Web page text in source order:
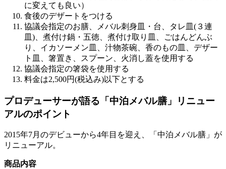
に変えても良い）
食後のデザートをつける
協議会指定のお膳、メバル刺身皿・台、タレ皿(３連
皿)、煮付け鍋・五徳、煮付け取り皿、ごはんどんぶ
り、イカソーメン皿、汁物茶碗、香のもの皿、デザー
ト皿、箸置き、スプーン、火消し蓋を使用する
協議会指定の箸袋を使用する
料金は2,500円(税込み)以下とする
プロデューサーが語る「中泊メバル膳」リニュー
アルのポイント
2015年7月のデビューから4年目を迎え、「中泊メバル膳」が
リニューアル。
商品内容